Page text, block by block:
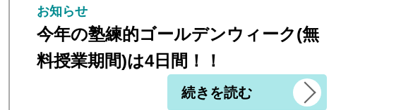
お知らせ
今年の塾練的ゴールデンウィーク(無
料授業期間)は4日間！！
続きを読む